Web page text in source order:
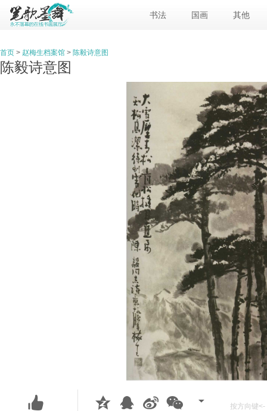
书法 国画 其他
首页 > 赵梅生档案馆 > 陈毅诗意图
陈毅诗意图
按方向键